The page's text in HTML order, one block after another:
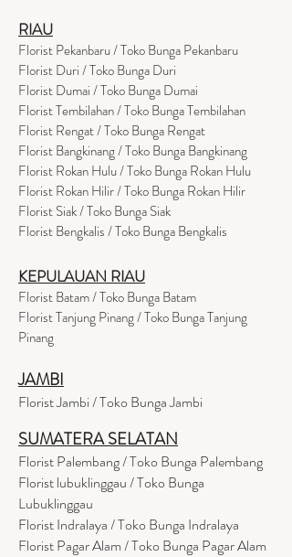
RIAU
Florist Pekanbaru / Toko Bunga Pekanbaru
Florist Duri / Toko Bunga Duri
Florist Dumai / Toko Bunga Dumai
Florist Tembilahan / Toko Bunga Tembilahan
Florist Rengat / Toko Bunga Rengat
Florist Bangkinang / Toko Bunga Bangkinang
Florist Rokan Hulu / Toko Bunga Rokan Hulu
Florist Rokan Hilir / Toko Bunga Rokan Hilir
Florist Siak / Toko Bunga Siak
Florist Bengkalis / Toko Bunga Bengkalis
KEPULAUAN RIAU
Florist Batam / Toko Bunga Batam
Florist Tanjung Pinang / Toko Bunga Tanjung
Pinang
JAMBI
Florist Jambi / Toko Bunga Jambi
SUMATERA SELATAN
Florist Palembang / Toko Bunga Palembang
Florist lubuklinggau / Toko Bunga
Lubuklinggau
Florist Indralaya / Toko Bunga Indralaya
Florist Pagar Alam / Toko Bunga Pagar Alam